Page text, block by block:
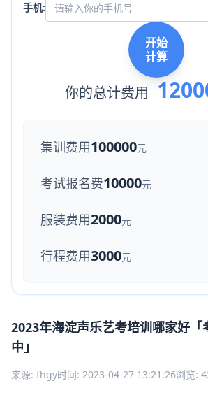
手机:
开始
计算
你的总计费用
集训费用100000元
考试报名费10000元
服装费用2000元
行程费用3000元
2023年海淀声乐艺考培训哪家好「
中」
来源: fhgy时间: 2023-04-27 13:21:26浏览: